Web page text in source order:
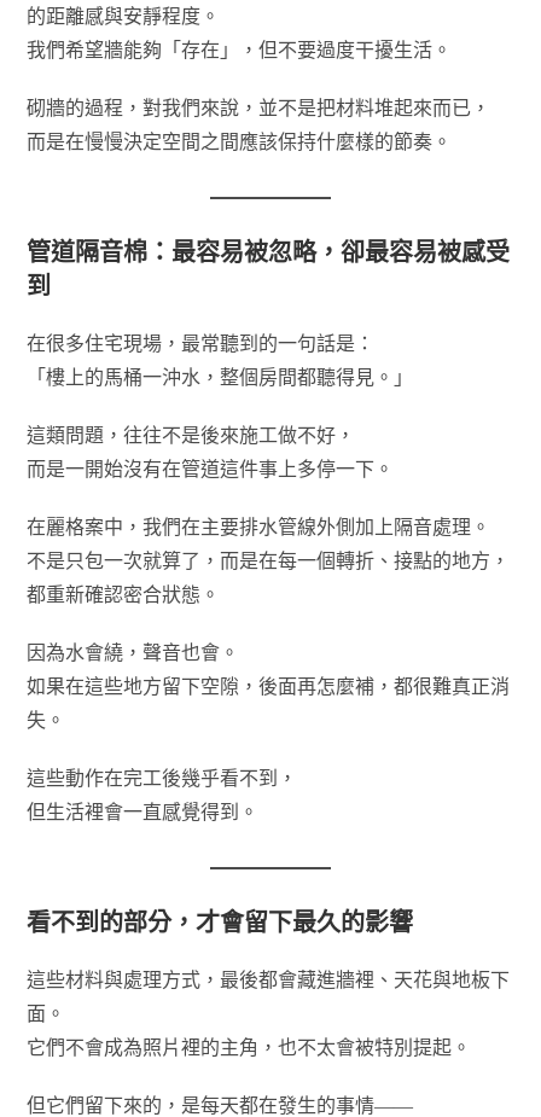
的距離感與安靜程度。
我們希望牆能夠「存在」，但不要過度干擾生活。
砌牆的過程，對我們來說，並不是把材料堆起來而已，
而是在慢慢決定空間之間應該保持什麼樣的節奏。
管道隔音棉：最容易被忽略，卻最容易被感受
到
在很多住宅現場，最常聽到的一句話是：
「樓上的馬桶一沖水，整個房間都聽得見。」
這類問題，往往不是後來施工做不好，
而是一開始沒有在管道這件事上多停一下。
在麗格案中，我們在主要排水管線外側加上隔音處理。
不是只包一次就算了，而是在每一個轉折、接點的地方，
都重新確認密合狀態。
因為水會繞，聲音也會。
如果在這些地方留下空隙，後面再怎麼補，都很難真正消
失。
這些動作在完工後幾乎看不到，
但生活裡會一直感覺得到。
看不到的部分，才會留下最久的影響
這些材料與處理方式，最後都會藏進牆裡、天花與地板下
面。
它們不會成為照片裡的主角，也不太會被特別提起。
但它們留下來的，是每天都在發生的事情——